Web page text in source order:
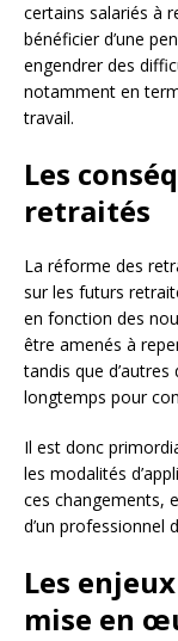
certains salariés à
bénéficier d’une
engendrer des
notamment en
travail.
Les
retraités
La réforme des
sur les futurs
en fonction des
être amenés à
tandis que
longtemps pour
Il est donc
les modalités
ces changements,
d’un professionnel
Les
mise en